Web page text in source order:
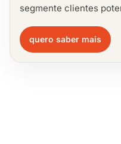
segmente clientes
quero saber mais